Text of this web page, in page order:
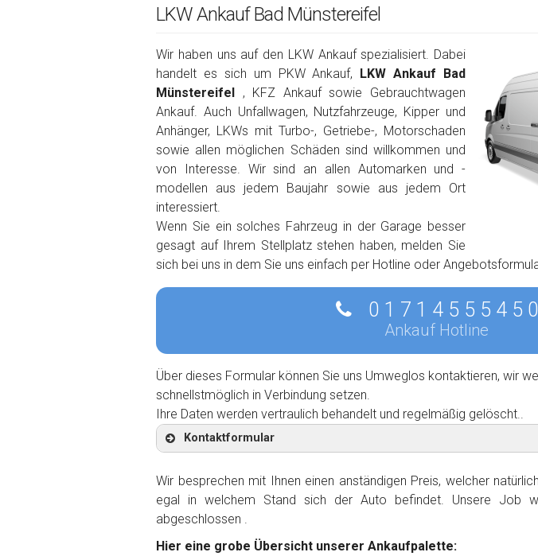
LKW Ankauf Bad Münstereifel
Wir haben uns auf den LKW Ankauf spezialisiert. Dabei
handelt es sich um PKW Ankauf,
LKW Ankauf Bad
Münstereifel , KFZ Ankauf sowie Gebrauchtwagen
Ankauf. Auch Unfallwagen, Nutzfahrzeuge, Kipper und
Anhänger, LKWs mit Turbo-, Getriebe-, Motorschaden
sowie allen möglichen Schäden sind willkommen und
von Interesse. Wir sind an allen Automarken und -
modellen aus jedem Baujahr sowie aus jedem Ort
interessiert.
Wenn Sie ein solches Fahrzeug in der Garage besser
gesagt auf Ihrem Stellplatz stehen haben, melden Sie
sich bei uns in dem Sie uns einfach per Hotline oder
0 1 7 1 4 5 5 5 4 5 0
Ankauf Hotline
Über dieses Formular können Sie uns Umweglos kontaktieren, wir
schnellstmöglich in Verbindung setzen.
Ihre Daten werden vertraulich behandelt und regelmäßig gelöscht..
Kontaktformular
Kontaktformular
Wir besprechen mit Ihnen einen anständigen Preis, welcher
egal in welchem Stand sich der Auto befindet. Unsere Job
abgeschlossen .
Hier eine grobe Übersicht unserer Ankaufpalette: